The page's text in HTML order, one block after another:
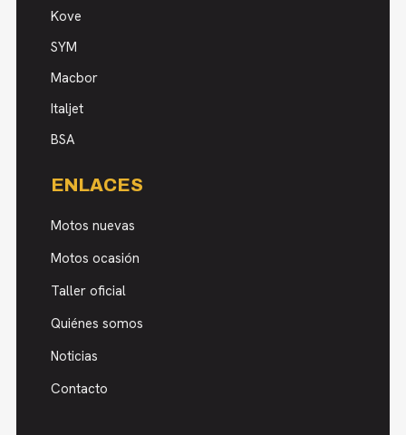
Kove
SYM
Macbor
Italjet
BSA
ENLACES
Motos nuevas
Motos ocasión
Taller oficial
Quiénes somos
Noticias
Contacto